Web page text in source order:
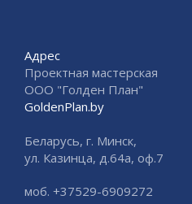
Адрес
Проектная мастерская
ООО "Голден План"
GoldenPlan.by
Беларусь, г. Минск,
ул. Казинца, д.64а, оф.7
моб. +37529-6909272